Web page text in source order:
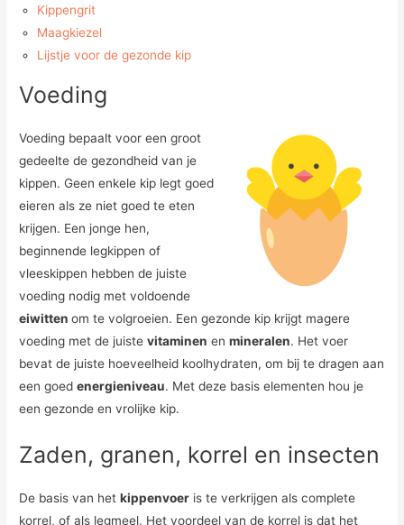
Kippengrit
Maagkiezel
Lijstje voor de gezonde kip
Voeding
Voeding bepaalt voor een groot
gedeelte de gezondheid van je
kippen. Geen enkele kip legt goed
eieren als ze niet goed te eten
krijgen. Een jonge hen,
beginnende legkippen of
vleeskippen hebben de juiste
voeding nodig met voldoende
eiwittenom te volgroeien. Een gezonde kip krijgt magere
voeding met de juistevitaminen enmineralen. Het voer
bevat de juiste hoeveelheid koolhydraten, om bij te dragen aan
een goedenergieniveau. Met deze basis elementen hou je
een gezonde en vrolijke kip.
Zaden, granen, korrel en insecten
De basis van hetkippenvoer is te verkrijgen als complete
korrel, of als legmeel. Het voordeel van de korrel is dat het